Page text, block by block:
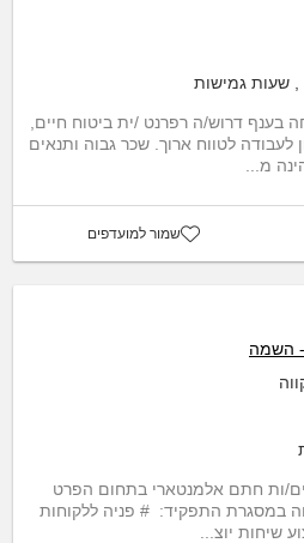
שעות גמישות
בענף דרוש/ה רפרנט /ית ביטוח חיים,
פנסיה ופיננסים בעל /ת ניסיון לעבודה לטווח ארוך. שכר גבוה ותנאים
שמור למועדפים
ות חתם אלמנטארי בתחום הפרט
לסניפים: חיפה או פתח תקווה במסגרת התפקיד: ‏ ‏# פניה ללקוחות